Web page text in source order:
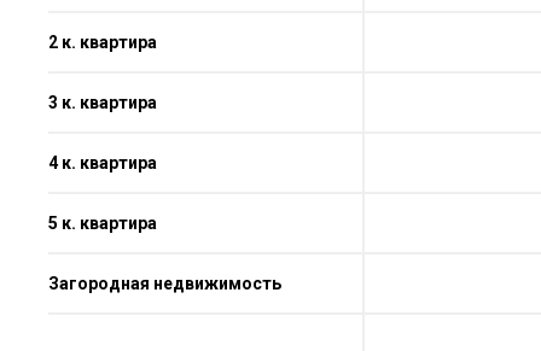
2 к. квартира
3 к. квартира
4 к. квартира
5 к. квартира
Загородная недвижимость